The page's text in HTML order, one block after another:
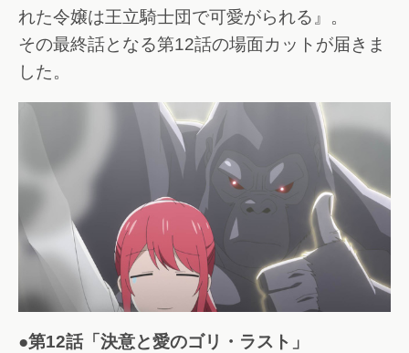
れた令嬢は王立騎士団で可愛がられる』。
その最終話となる第12話の場面カットが届きま
した。
●第12話「決意と愛のゴリ・ラスト」